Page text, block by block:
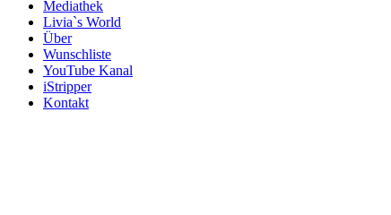
Mediathek
Livia`s World
Über
Wunschliste
YouTube Kanal
iStripper
Kontakt